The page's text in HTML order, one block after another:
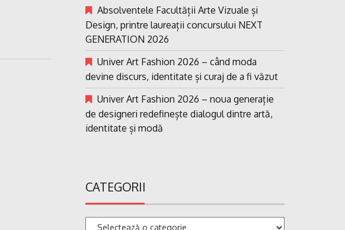
Absolventele Facultății Arte Vizuale și
Design, printre laureații concursului NEXT
GENERATION 2026
Univer Art Fashion 2026 – când moda
devine discurs, identitate și curaj de a fi văzut
Univer Art Fashion 2026 – noua generație
de designeri redefinește dialogul dintre artă,
identitate și modă
CATEGORII
Categorii